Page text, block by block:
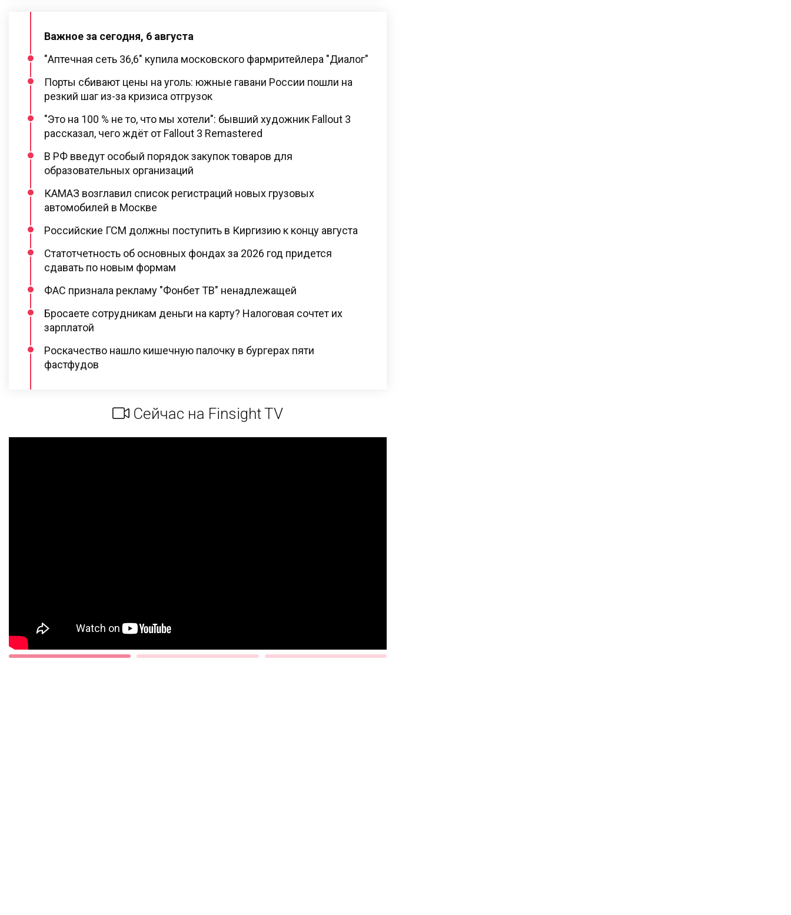
Важное за сегодня, 6 августа
"Аптечная сеть 36,6" купила московского фармритейлера "Диалог"
Порты сбивают цены на уголь: южные гавани России пошли на
резкий шаг из-за кризиса отгрузок
"Это на 100 % не то, что мы хотели": бывший художник Fallout 3
рассказал, чего ждёт от Fallout 3 Remastered
В РФ введут особый порядок закупок товаров для
образовательных организаций
КАМАЗ возглавил список регистраций новых грузовых
автомобилей в Москве
Российские ГСМ должны поступить в Киргизию к концу августа
Статотчетность об основных фондах за 2026 год придется
сдавать по новым формам
ФАС признала рекламу "Фонбет ТВ" ненадлежащей
Бросаете сотрудникам деньги на карту? Налоговая сочтет их
зарплатой
Роскачество нашло кишечную палочку в бургерах пяти
фастфудов
Сейчас на Finsight TV